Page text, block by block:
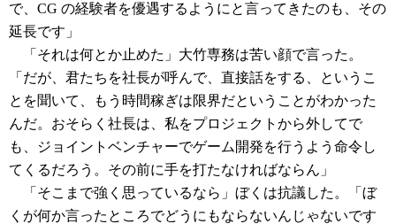
で、CG の経験者を優遇するようにと言ってきたのも、その
延長です」
「それは何とか止めた」大竹専務は苦い顔で言った。
「だが、君たちを社長が呼んで、直接話をする、というこ
とを聞いて、もう時間稼ぎは限界だということがわかった
んだ。おそらく社長は、私をプロジェクトから外してで
も、ジョイントベンチャーでゲーム開発を行うよう命令し
てくるだろう。その前に手を打たなければならん」
「そこまで強く思っているなら」ぼくは抗議した。「ぼ
くが何か言ったところでどうにもならないんじゃないです